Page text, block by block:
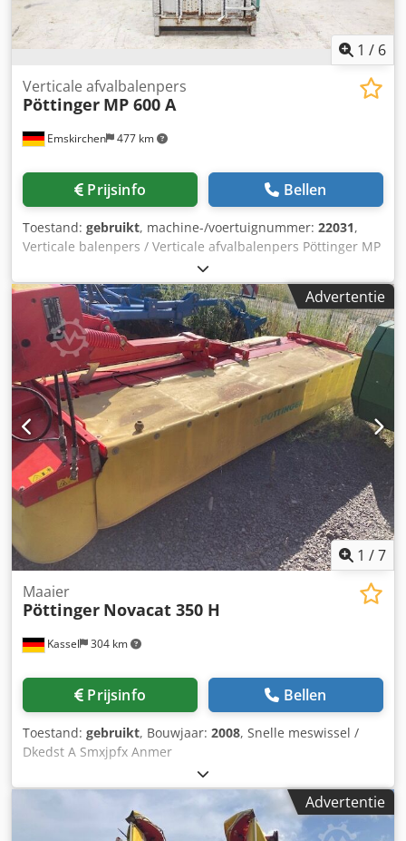
1 / 6
Emskirchen 477 km
Verticale afvalbalenpers
Pöttinger MP 600 A
Prijsinfo Bellen
Toestand: gebruikt, machine-/voertuignummer: 22031,
Verticale balenpers / Verticale afvalbalenpers Pöttinger MP
600 ASerial-Nr. 5110176 Vulhoogte / Laadhoogte max.
1070mm Vulopening 700 x 500mm Perskamer 700 x 500 x
900mm Baalformaat / Baalformaat max. 700 x 500 x
500mm Baalgewicht 40 - 80 kg Dkodpeiiv S Sofx Anmjr
Omsnoering / Verticaal binden 2 Online-video-inspectie via
Skype-video Wij verheugen ons op uw bezoek - meer
machines op voorraad Onmiddellijk beschikbaar - Kan
worden geïnspecteerd Op voorraad Emskirchen /
Neurenberg - Kan getest worden
Advertentie
1 /7
Kassel 304 km
Maaier
Pöttinger Novacat 350 H
Prijsinfo Bellen
Toestand: gebruikt, Bouwjaar: 2008, Snelle meswissel /
Dkedst A Smxjpfx Anmer
Advertentie